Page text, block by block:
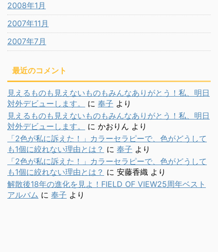
2008年1月
2007年11月
2007年7月
最近のコメント
見えるものも見えないものもみんなありがとう！私、明日
対外デビューします。
に 奉子 より
見えるものも見えないものもみんなありがとう！私、明日
対外デビューします。
に かおりん より
「2色が私に訴えた！」カラーセラピーで、色がどうして
も1個に絞れない理由とは？ に 奉子 より
「2色が私に訴えた！」カラーセラピーで、色がどうして
も1個に絞れない理由とは？ に 安藤香織 より
解散後18年の進化を見よ！FIELD OF VIEW25周年ベスト
アルバム に 奉子 より